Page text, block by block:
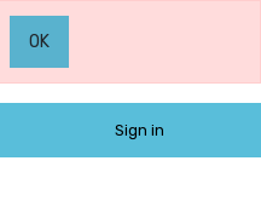
OK
Sign in